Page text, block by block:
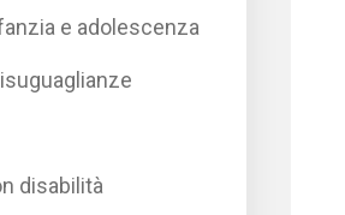
e adolescenza
disabilità